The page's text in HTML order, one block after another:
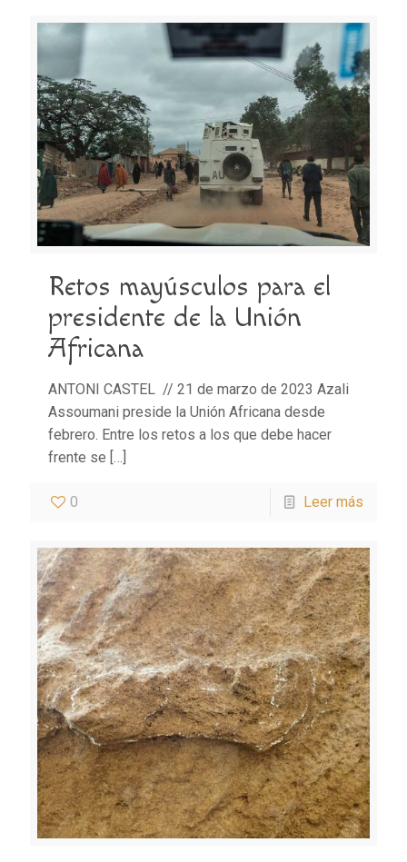
Retos mayúsculos para el
presidente de la Unión
Africana
ANTONI CASTEL // 21 de marzo de 2023 Azali
Assoumani preside la Unión Africana desde
febrero. Entre los retos a los que debe hacer
frente se […]
0 Leer más